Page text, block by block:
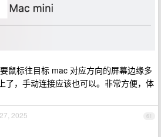
鼠标往目标 mac 对应方向的屏幕边缘多
了，手动连接应该也可以。非常方便，体
61
2025